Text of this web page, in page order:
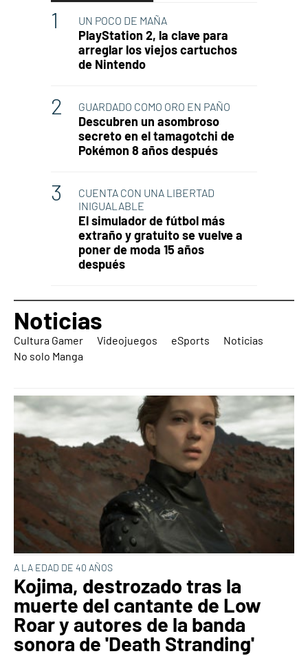
UN POCO DE MAÑA
PlayStation 2, la clave para
arreglar los viejos cartuchos
de Nintendo
GUARDADO COMO ORO EN PAÑO
Descubren un asombroso
secreto en el tamagotchi de
Pokémon 8 años después
CUENTA CON UNA LIBERTAD
INIGUALABLE
El simulador de fútbol más
extraño y gratuito se vuelve a
poner de moda 15 años
después
Noticias
Cultura Gamer Videojuegos eSports
Noticias
No solo Manga
A LA EDAD DE 40 AÑOS
Kojima, destrozado tras la
muerte del cantante de Low
Roar y autores de la banda
sonora de 'Death Stranding'